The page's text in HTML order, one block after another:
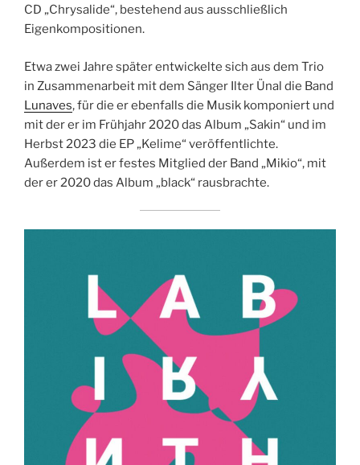
CD „Chrysalide“, bestehend aus ausschließlich
Eigenkompositionen.
Etwa zwei Jahre später entwickelte sich aus dem Trio
in Zusammenarbeit mit dem Sänger Ilter Ünal die Band
Lunaves, für die er ebenfalls die Musik komponiert und
mit der er im Frühjahr 2020 das Album „Sakin“ und im
Herbst 2023 die EP „Kelime“ veröffentlichte.
Außerdem ist er festes Mitglied der Band „Mikio“, mit
der er 2020 das Album „black“ rausbrachte.